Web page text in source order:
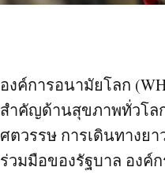
องค์การอนามัยโลก
สำคัญด้านสุขภาพทั่วโล
ศตวรรษ การเดินทางย
ร่วมมือของรัฐบาล องค์